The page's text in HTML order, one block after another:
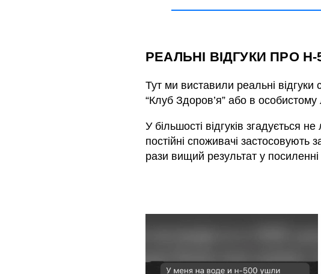
РЕАЛЬНІ ВІДГУКИ ПРО H-
Тут ми виставили реальні
“Клуб Здоров’я” або в особистому
У більшості відгуків згадується
постійні споживачі застосовують
рази вищий результат у посиленні